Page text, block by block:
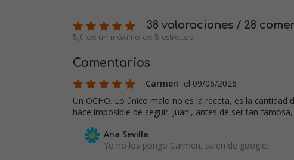
38 valoraciones / 28
5,0 de un máximo de 5 estrellas
Comentarios
Carmen el 09/06/2026
Un OCHO. Lo único malo no es la receta, es la
hace imposible de seguir. Juani, antes de ser tan
Ana Sevilla
Yo no los pongo Carmen, salen de google.